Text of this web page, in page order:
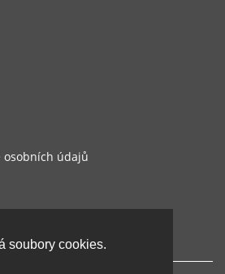
soubory cookies.
osobních údajů